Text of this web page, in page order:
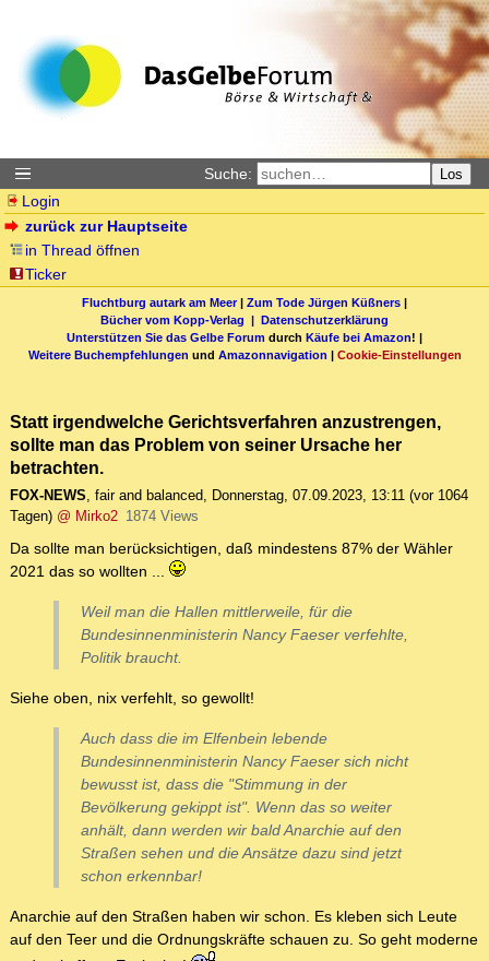
Suche: Los
Login
zurück zur Hauptseite
in Thread öffnen
Ticker
Fluchtburg autark am Meer| Zum Tode Jürgen Küßners |
Bücher vom Kopp-Verlag | Datenschutzerklärung
Unterstützen Sie das Gelbe Forum durch Käufe bei Amazon! |
Weitere Buchempfehlungen und Amazonnavigation | Cookie-Einstellungen
Statt irgendwelche Gerichtsverfahren anzustrengen,
sollte man das Problem von seiner Ursache her
betrachten.
FOX-NEWS, fair and balanced, Donnerstag, 07.09.2023, 13:11 (vor 1064
Tagen) @ Mirko2 1874 Views
Da sollte man berücksichtigen, daß mindestens 87% der Wähler
2021 das so wollten ...
Weil man die Hallen mittlerweile, für die
Bundesinnenministerin Nancy Faeser verfehlte,
Politik braucht.
Siehe oben, nix verfehlt, so gewollt!
Auch dass die im Elfenbein lebende
Bundesinnenministerin Nancy Faeser sich nicht
bewusst ist, dass die "Stimmung in der
Bevölkerung gekippt ist". Wenn das so weiter
anhält, dann werden wir bald Anarchie auf den
Straßen sehen und die Ansätze dazu sind jetzt
schon erkennbar!
Anarchie auf den Straßen haben wir schon. Es kleben sich Leute
auf den Teer und die Ordnungskräfte schauen zu. So geht moderne